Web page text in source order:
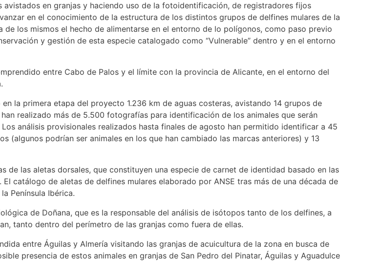
en granjas y haciendo uso de la fotoidentificación, de registradores fijos
en el conocimiento de la estructura de los distintos grupos de delfines mulares de la
los mismos el hecho de alimentarse en el entorno de lo polígonos, como paso previo
y gestión de esta especie catalogado como “Vulnerable” dentro y en el entorno
entre Cabo de Palos y el límite con la provincia de Alicante, en el entorno del
la primera etapa del proyecto 1.236 km de aguas costeras, avistando 14 grupos de
realizado más de 5.500 fotografías para identificación de los animales que serán
análisis provisionales realizados hasta finales de agosto han permitido identificar a 45
(algunos podrían ser animales en los que han cambiado las marcas anteriores) y 13
las aletas dorsales, que constituyen una especie de carnet de identidad basado en las
catálogo de aletas de delfines mulares elaborado por ANSE tras más de una década de
Península Ibérica.
de Doñana, que es la responsable del análisis de isótopos tanto de los delfines, a
tanto dentro del perímetro de las granjas como fuera de ellas.
entre Águilas y Almería visitando las granjas de acuicultura de la zona en busca de
presencia de estos animales en granjas de San Pedro del Pinatar, Águilas y Aguadulce